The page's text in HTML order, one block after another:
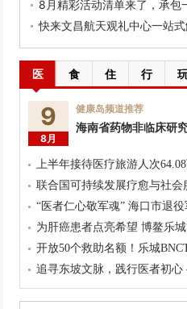
8月精彩活动清单来了，承包
快来文昌航天观礼中心一站
医 食 住 行
9
8月
健康岛频道推荐
海南省药物非临床研
上半年接待医疗旅游人次
联合国可持续发展疗愈与社会
“医者仁心敬军魂” 海口市退
为肝癌患者点亮希望 博鳌乐
开放50个救助名额！乐城
追寻东坡文脉，践行医者初